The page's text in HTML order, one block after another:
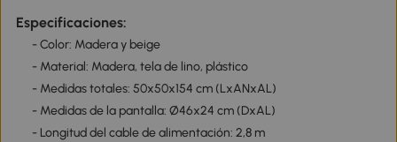
Especificaciones:
- Color: Madera y beige
- Material: Madera, tela de lino, plástico
- Medidas totales: 50x50x154 cm (LxANxAL)
- Medidas de la pantalla: Ø46x24 cm (DxAL)
- Longitud del cable de alimentación: 2,8 m